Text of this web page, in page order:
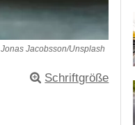
Jonas Jacobsson/Unsplash
Schriftgröße